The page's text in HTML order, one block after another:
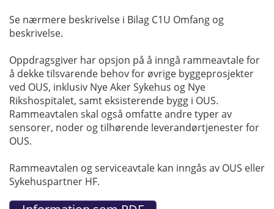
Se nærmere beskrivelse i Bilag C1U Omfang og
beskrivelse.
Oppdragsgiver har opsjon på å inngå rammeavtale for
å dekke tilsvarende behov for øvrige byggeprosjekter
ved OUS, inklusiv Nye Aker Sykehus og Nye
Rikshospitalet, samt eksisterende bygg i OUS.
Rammeavtalen skal også omfatte andre typer av
sensorer, noder og tilhørende leverandørtjenester for
OUS.
Rammeavtalen og serviceavtale kan inngås av OUS eller
Sykehuspartner HF.